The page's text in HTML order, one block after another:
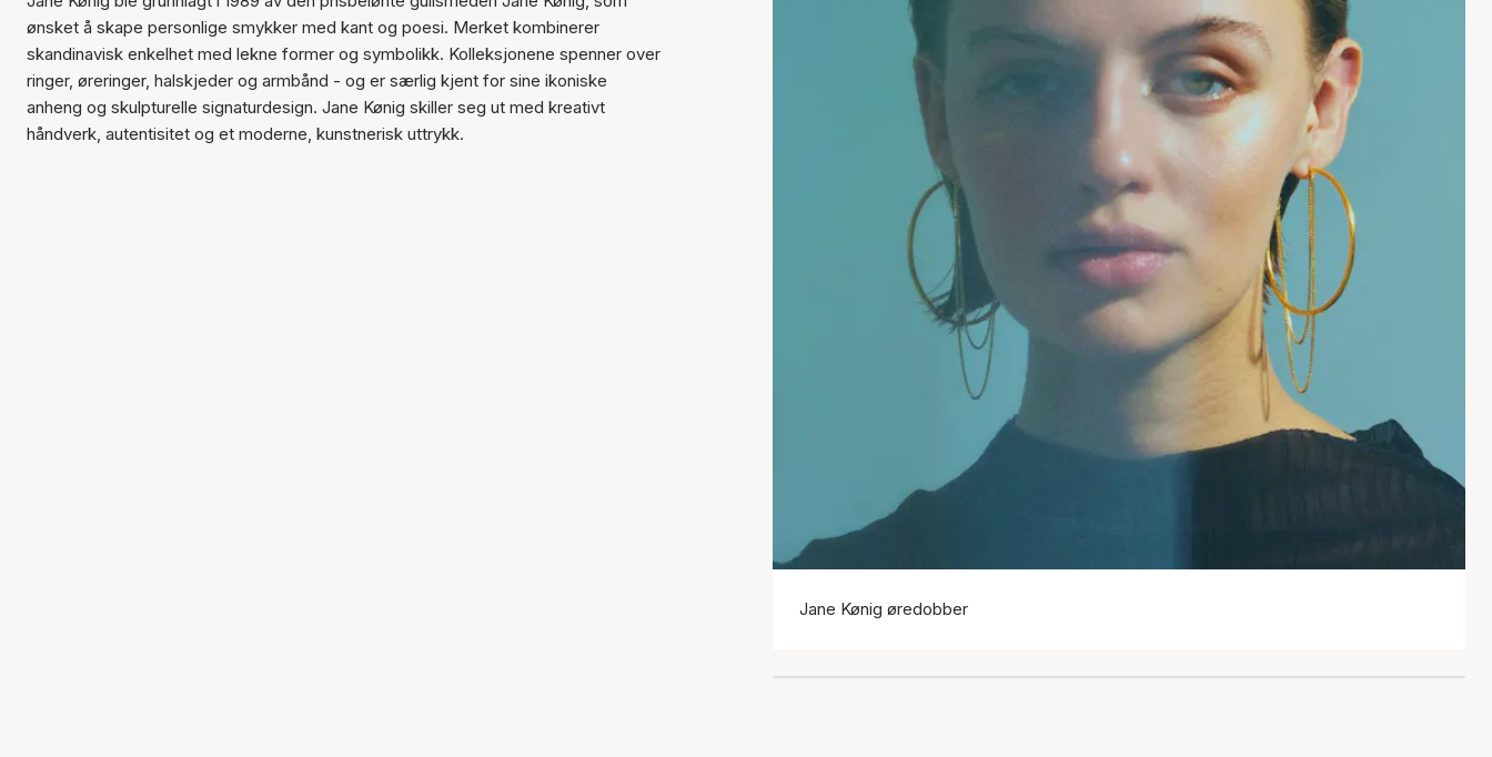
ønsket å skape personlige smykker med kant og poesi. Merket kombinerer
skandinavisk enkelhet med lekne former og symbolikk. Kolleksjonene spenner over
ringer, øreringer, halskjeder og armbånd - og er særlig kjent for sine ikoniske
anheng og skulpturelle signaturdesign. Jane Kønig skiller seg ut med kreativt
håndverk, autentisitet og et moderne, kunstnerisk uttrykk.
Jane Kønig øredobber